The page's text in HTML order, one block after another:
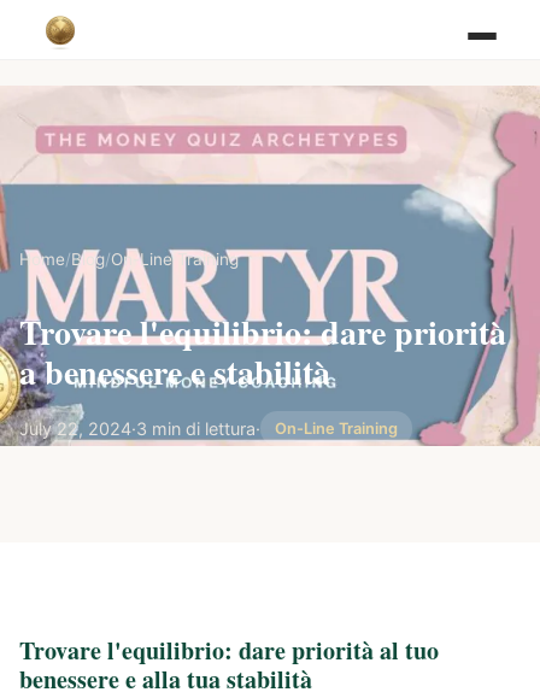
Home/Blog/On-Line Training
Trovare l'equilibrio: dare priorità
a benessere e stabilità
July 22, 2024·3 min di lettura· On-Line Training
Trovare l'equilibrio: dare priorità al tuo
benessere e alla tua stabilità